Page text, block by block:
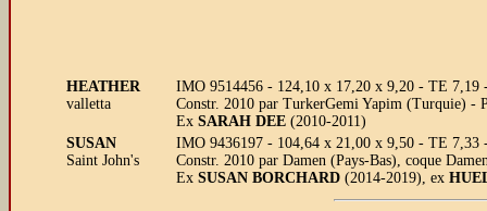
HEATHER
valletta
IMO 9514456 - 124,10 x 17,20 x 9,20 - TE 7,19
Constr. 2010 par TurkerGemi Yapim (Turquie) -
Ex SARAH DEE (2010-2011)
SUSAN
Saint John's
IMO 9436197 - 104,64 x 21,00 x 9,50 - TE 7,33
Constr. 2010 par Damen (Pays-Bas), coque
Ex SUSAN BORCHARD (2014-2019), ex